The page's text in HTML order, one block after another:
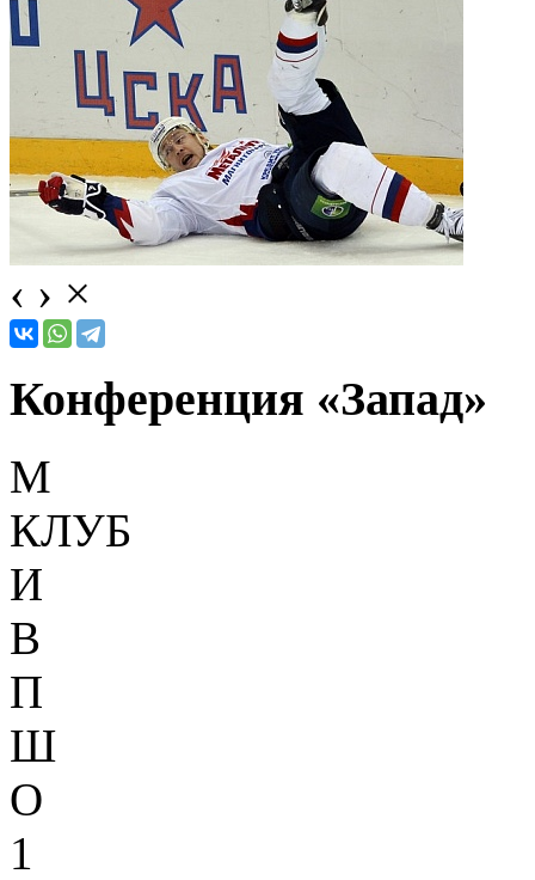
‹ › ×
Конференция «Запад»
М
КЛУБ
И
В
П
Ш
О
1